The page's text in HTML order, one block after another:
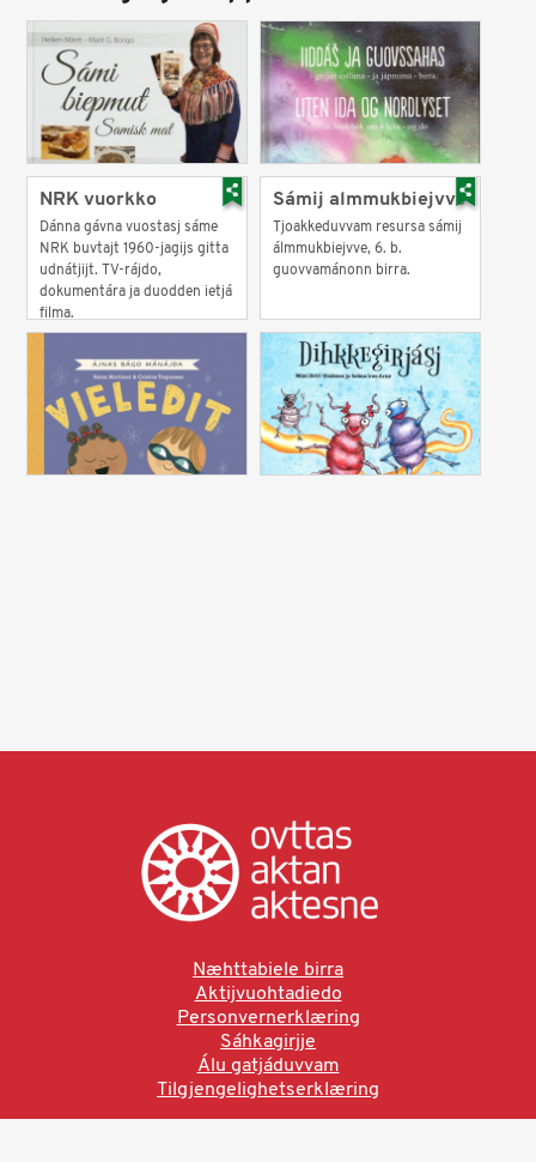
NRK vuorkko
Dánna gávna vuostasj sáme
NRK buvtajt 1960-jagijs gitta
udnátjijt. TV-rájdo,
dokumentára ja duodden ietjá
filma.
Sámij almmukbiejvve
Tjoakkeduvvam resursa sámij
álmmukbiejvve, 6. b.
guovvamánonn birra.
Næhttabiele birra
Aktijvuohtadiedo
Personvernerklæring
Sáhkagirjje
Álu gatjáduvvam
Tilgjengelighetserklæring